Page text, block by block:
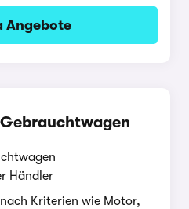
Angebote
Händler
Kriterien wie Motor,